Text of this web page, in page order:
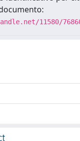
11580/